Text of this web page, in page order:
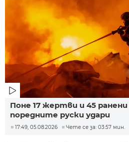
Поне 17 жертви и 45 ранени
поредните руски удари
17:49, 05.08.2026 Чете се за: 03:57 мин.